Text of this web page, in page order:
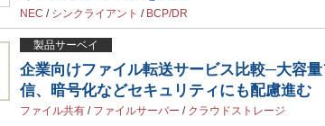
NEC / シンクライアント / BCP/DR
製品サーベイ
企業向けファイル転送サービス比較─大容
信、暗号化などセキュリティにも配慮進む
ファイル共有 / ファイルサーバー / クラウドストレージ